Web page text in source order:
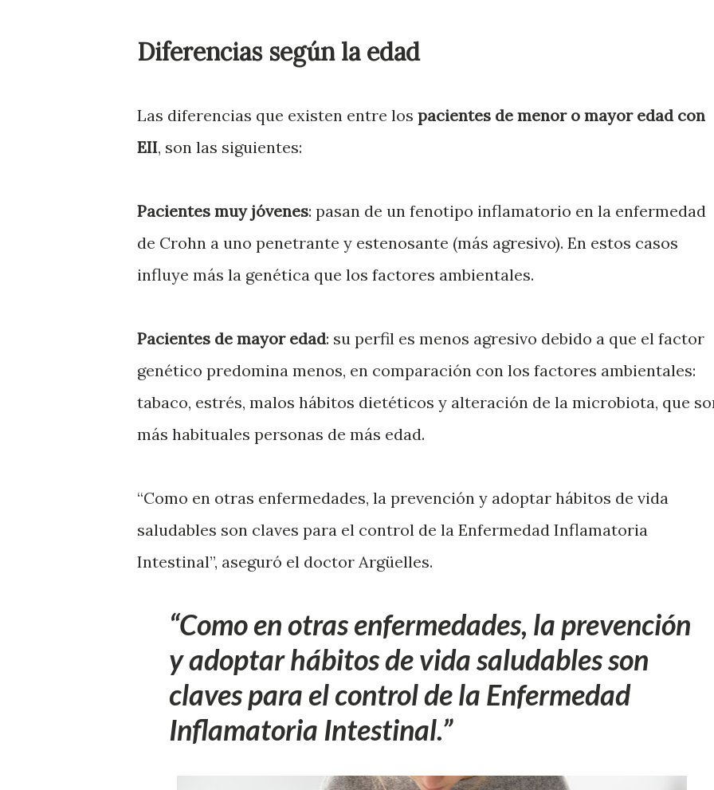
Diferencias según la edad
Las diferencias que existen entre los pacientes de menor o mayor edad con
EII, son las siguientes:
Pacientes muy jóvenes: pasan de un fenotipo inflamatorio en la enfermedad
de Crohn a uno penetrante y estenosante (más agresivo). En estos casos
influye más la genética que los factores ambientales.
Pacientes de mayor edad: su perfil es menos agresivo debido a que el factor
genético predomina menos, en comparación con los factores ambientales:
tabaco, estrés, malos hábitos dietéticos y alteración de la microbiota, que
más habituales personas de más edad.
“Como en otras enfermedades, la prevención y adoptar hábitos de vida
saludables son claves para el control de la Enfermedad Inflamatoria
Intestinal”, aseguró el doctor Argüelles.
Como en otras enfermedades, la prevención
y adoptar hábitos de vida saludables son
claves para el control de la Enfermedad
Inflamatoria Intestinal.